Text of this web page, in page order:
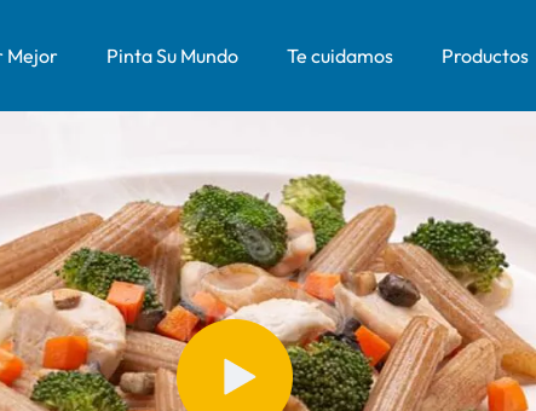
Mejor Pinta Su Mundo Te cuidamos Productos